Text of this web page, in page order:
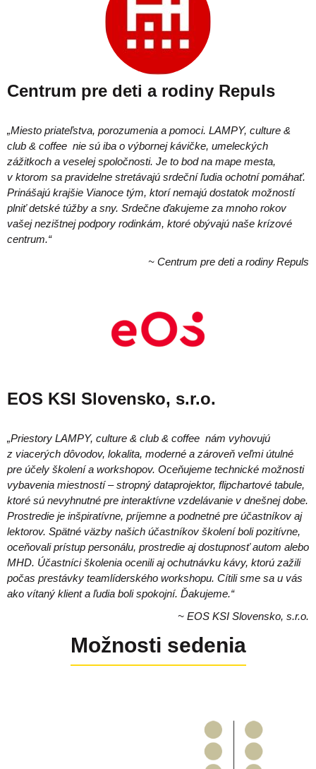
Centrum pre deti a rodiny Repuls
„Miesto priateľstva, porozumenia a pomoci. LAMPY, culture &
club & coffee nie sú iba o výbornej kávičke, umeleckých
zážitkoch a veselej spoločnosti. Je to bod na mape mesta,
v ktorom sa pravidelne stretávajú srdeční ľudia ochotní pomáhať.
Prinášajú krajšie Vianoce tým, ktorí nemajú dostatok možností
plniť detské túžby a sny. Srdečne ďakujeme za mnoho rokov
vašej nezištnej podpory rodinkám, ktoré obývajú naše krízové
centrum.“
~ Centrum pre deti a rodiny Repuls
EOS KSI Slovensko, s.r.o.
„Priestory LAMPY, culture & club & coffee nám vyhovujú
z viacerých dôvodov, lokalita, moderné a zároveň veľmi útulné
pre účely školení a workshopov. Oceňujeme technické možnosti
vybavenia miestností – stropný dataprojektor, flipchartové tabule,
ktoré sú nevyhnutné pre interaktívne vzdelávanie v dnešnej dobe.
Prostredie je inšpiratívne, príjemne a podnetné pre účastníkov aj
lektorov. Spätné väzby našich účastníkov školení boli pozitívne,
oceňovali prístup personálu, prostredie aj dostupnosť autom alebo
MHD. Účastníci školenia ocenili aj ochutnávku kávy, ktorú zažili
počas prestávky teamlíderského workshopu. Cítili sme sa u vás
ako vítaný klient a ľudia boli spokojní. Ďakujeme.“
~ EOS KSI Slovensko, s.r.o.
Možnosti sedenia